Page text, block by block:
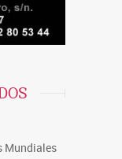
Mundiales